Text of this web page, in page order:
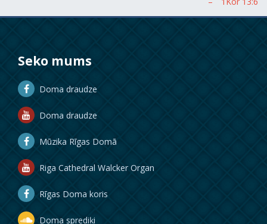
Seko mums
Doma draudze
Doma draudze
Mūzika Rīgas Domā
Riga Cathedral Walcker Organ
Rīgas Doma koris
Doma sprediķi